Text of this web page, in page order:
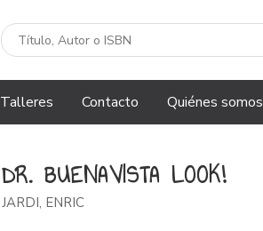
Talleres Contacto Quiénes somos
DR. BUENAVISTA LOOK!
JARDI, ENRIC